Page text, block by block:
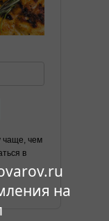
на
чаще, чем
в